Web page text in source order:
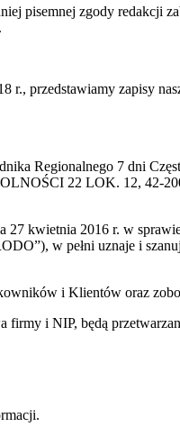
pisemnej zgody redakcji
przedstawiamy zapisy
Regionalnego 7 dni
22 LOK. 12, 42-
kwietnia 2016 r. w
w pełni uznaje i
i Klientów oraz
i NIP, będą